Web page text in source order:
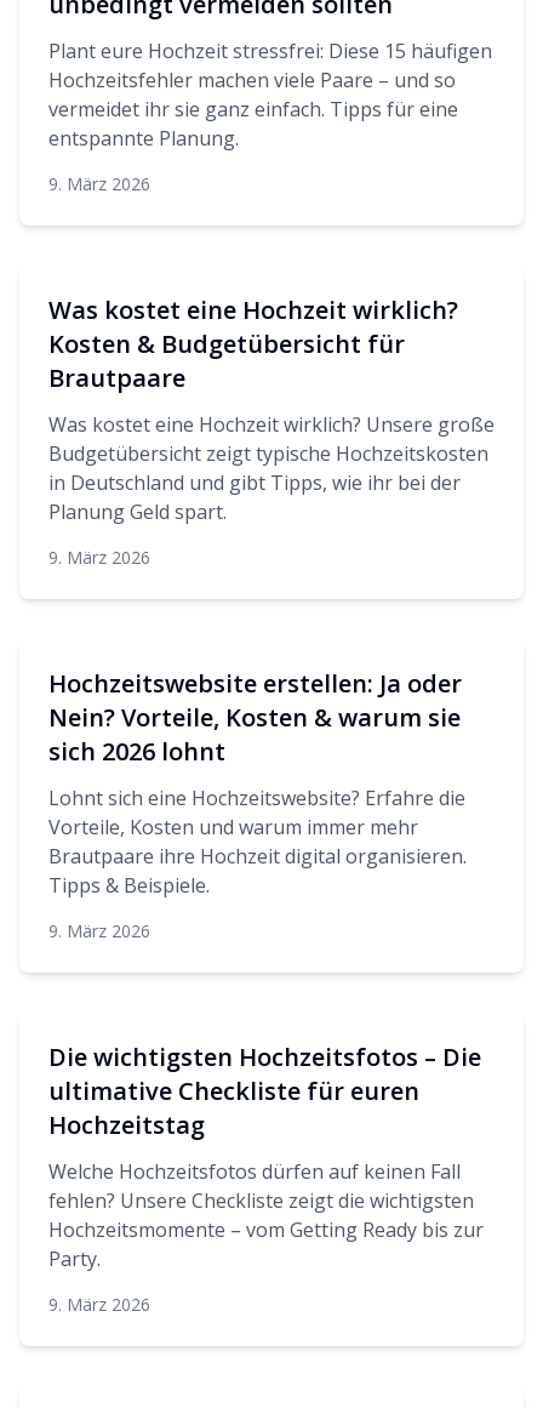
Plant eure Hochzeit stressfrei: Diese 15 häufigen
Hochzeitsfehler machen viele Paare – und so
vermeidet ihr sie ganz einfach. Tipps für eine
entspannte Planung.
9. März 2026
Was kostet eine Hochzeit wirklich?
Kosten & Budgetübersicht für
Brautpaare
Was kostet eine Hochzeit wirklich? Unsere große
Budgetübersicht zeigt typische Hochzeitskosten
in Deutschland und gibt Tipps, wie ihr bei der
Planung Geld spart.
9. März 2026
Hochzeitswebsite erstellen: Ja oder
Nein? Vorteile, Kosten & warum sie
sich 2026 lohnt
Lohnt sich eine Hochzeitswebsite? Erfahre die
Vorteile, Kosten und warum immer mehr
Brautpaare ihre Hochzeit digital organisieren.
Tipps & Beispiele.
9. März 2026
Die wichtigsten Hochzeitsfotos – Die
ultimative Checkliste für euren
Hochzeitstag
Welche Hochzeitsfotos dürfen auf keinen Fall
fehlen? Unsere Checkliste zeigt die wichtigsten
Hochzeitsmomente – vom Getting Ready bis zur
Party.
9. März 2026